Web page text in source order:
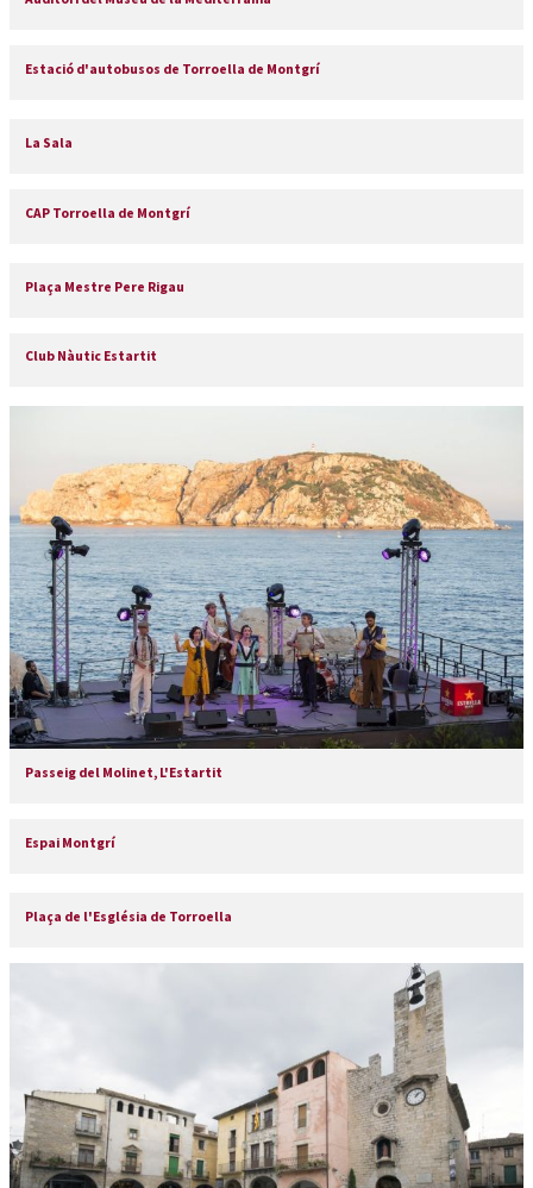
Estació d'autobusos de Torroella de Montgrí
La Sala
CAP Torroella de Montgrí
Plaça Mestre Pere Rigau
Club Nàutic Estartit
Passeig del Molinet, L'Estartit
Espai Montgrí
Plaça de l'Església de Torroella